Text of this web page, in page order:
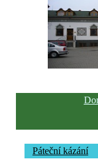
Páteční kázání